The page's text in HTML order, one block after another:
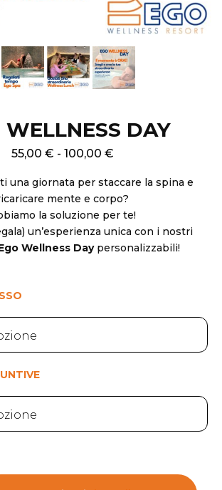
WELLNESS DAY
55,00 € - 100,00 €
una giornata per staccare la spina e
mente e corpo?
la soluzione per te!
un’esperienza unica con i nostri
Wellness Daypersonalizzabili!